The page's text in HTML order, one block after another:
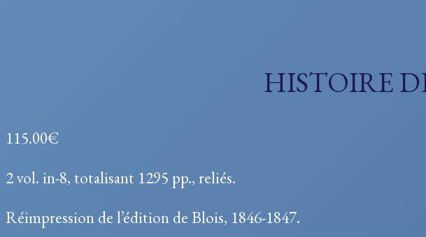
HISTOIRE
115.00€
2 vol. in-8, totalisant 1295 pp., reliés.
Réimpression de l’édition de Blois, 1846-1847.